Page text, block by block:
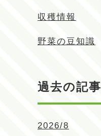
収穫情報
野菜の豆知識
過去の記事
2026/8